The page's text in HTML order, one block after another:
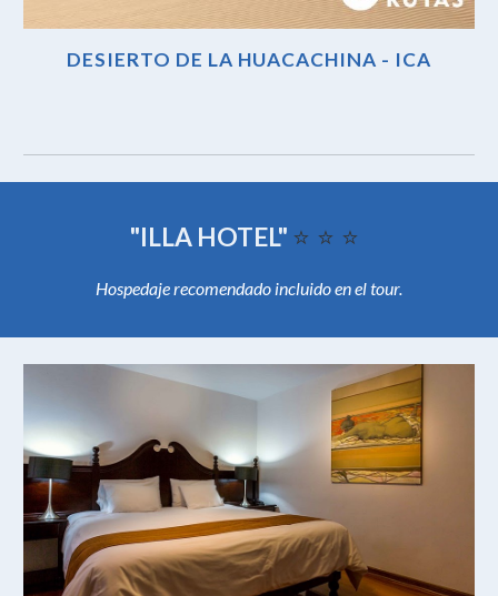
DESIERTO DE LA HUACACHINA - ICA
"ILLA HOTEL" ⭐️ ⭐️ ⭐️
Hospedaje recomendado incluido en el tour.